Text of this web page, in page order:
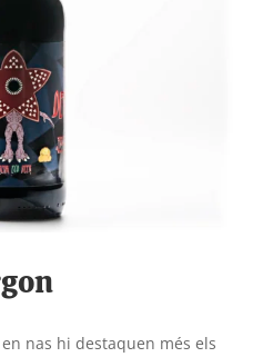
nas hi destaquen més els